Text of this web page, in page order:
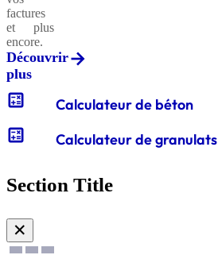
factures
et plus
encore.
Découvrir
plus
calculate Calculateur de béton
calculate Calculateur de granulats
Section Title
✕